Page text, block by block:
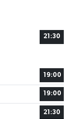
21:30
19:00
19:00
21:30